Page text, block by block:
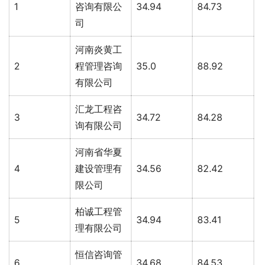
1
咨询有限公
司
34.94 84.73
2
河南炎黄工
程管理咨询
有限公司
35.0 88.92
3
汇龙工程咨
询有限公司
34.72 84.28
4
河南省华夏
建设管理有
限公司
34.56 82.42
5
柏诚工程管
理有限公司
34.94 83.41
恒信咨询管